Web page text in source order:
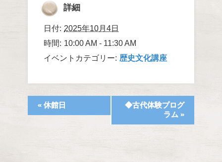
詳細
日付: 2025年10月4日
時間: 10:00 AM - 11:30 AM
イベントカテゴリー: 歴史文化講座
« 休館日
◆古代体験プログ
ラム »